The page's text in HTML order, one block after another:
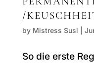
/
by Mistress Susi
So die erste